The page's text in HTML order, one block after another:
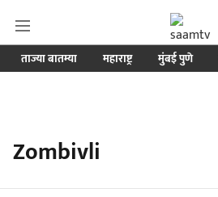
ताज्या बातम्या महाराष्ट्र मुंबई पुणे
Zombivli